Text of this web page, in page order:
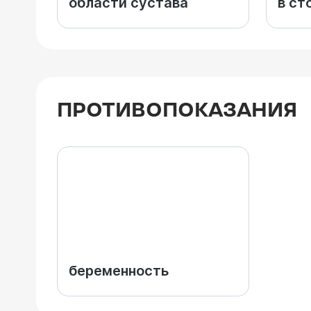
ПРОТИВОПОКАЗАНИЯ
беременность